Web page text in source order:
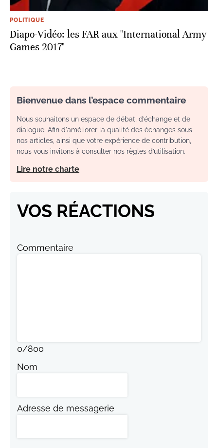
POLITIQUE
Diapo-Vidéo: les FAR aux "International Army
Games 2017"
Bienvenue dans l’espace commentaire
Nous souhaitons un espace de débat, d’échange et de
dialogue. Afin d'améliorer la qualité des échanges sous
nos articles, ainsi que votre expérience de contribution,
nous vous invitons à consulter nos règles d’utilisation.
Lire notre charte
VOS RÉACTIONS
Commentaire
0/800
Nom
Adresse de messagerie